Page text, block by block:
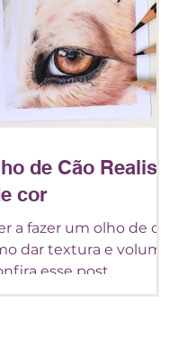
de Cão Realista
cor
a fazer um olho de cão
dar textura e volume
esse post.